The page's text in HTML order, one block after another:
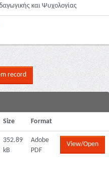
και Ψυχολογίας
record
Size Format
352.89
kB
Adobe
PDF
View/Open